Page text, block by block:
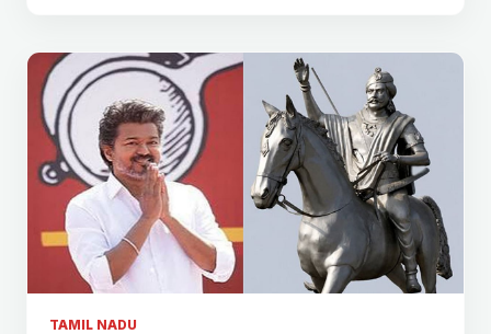
TAMIL NADU